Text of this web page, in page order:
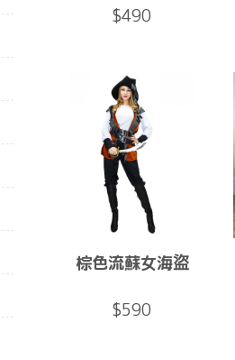
$490
棕色流蘇女海盜
$590